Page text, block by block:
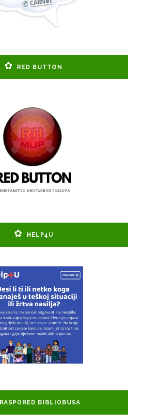
RED BUTTON
HELP4U
RASPORED BIBLIOBUSA